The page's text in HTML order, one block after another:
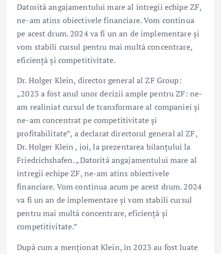
Datorită angajamentului mare al întregii echipe ZF,
ne-am atins obiectivele financiare. Vom continua
pe acest drum. 2024 va fi un an de implementare și
vom stabili cursul pentru mai multă concentrare,
eficiență și competitivitate.
Dr. Holger Klein, director general al ZF Group:
„2023 a fost anul unor decizii ample pentru ZF: ne-
am realiniat cursul de transformare al companiei și
ne-am concentrat pe competitivitate și
profitabilitate”, a declarat directorul general al ZF,
Dr. Holger Klein , joi, la prezentarea bilanțului la
Friedrichshafen. „Datorită angajamentului mare al
întregii echipe ZF, ne-am atins obiectivele
financiare. Vom continua acum pe acest drum. 2024
va fi un an de implementare și vom stabili cursul
pentru mai multă concentrare, eficiență și
competitivitate.”
După cum a menționat Klein, în 2023 au fost luate